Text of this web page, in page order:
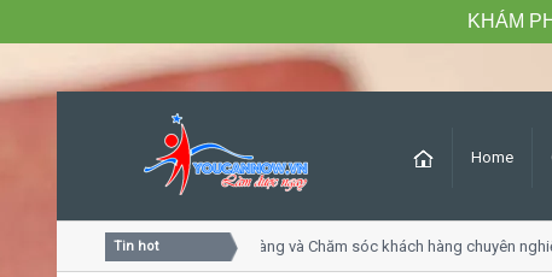
Home
Tin hot
Khóa học Tư duy dịch vụ khách hàng và Chăm sóc khách hàng chuyên
KHÁM